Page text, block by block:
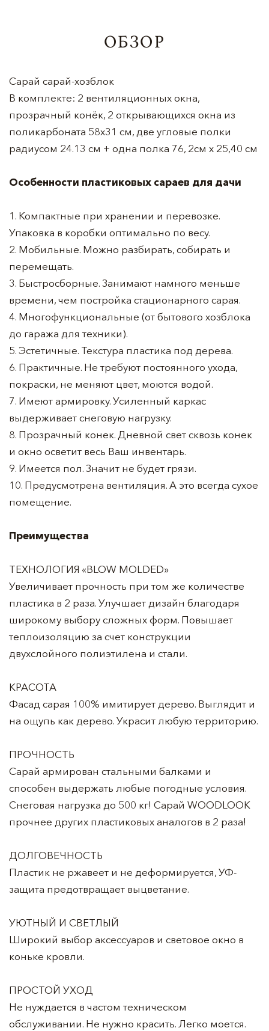
ОБЗОР
Сарай сарай-хозблок
В комплекте: 2 вентиляционных окна,
прозрачный конёк, 2 открывающихся окна из
поликарбоната 58х31 см, две угловые полки
радиусом 24.13 см + одна полка 76, 2см х 25,40 см
Особенности пластиковых сараев для дачи
1. Компактные при хранении и перевозке.
Упаковка в коробки оптимально по весу.
2. Мобильные. Можно разбирать, собирать и
перемещать.
3. Быстросборные. Занимают намного меньше
времени, чем постройка стационарного сарая.
4. Многофункциональные (от бытового хозблока
до гаража для техники).
5. Эстетичные. Текстура пластика под дерева.
6. Практичные. Не требуют постоянного ухода,
покраски, не меняют цвет, моются водой.
7. Имеют армировку. Усиленный каркас
выдерживает снеговую нагрузку.
8. Прозрачный конек. Дневной свет сквозь конек
и окно осветит весь Ваш инвентарь.
9. Имеется пол. Значит не будет грязи.
10. Предусмотрена вентиляция. А это всегда сухое
помещение.
Преимущества
ТЕХНОЛОГИЯ «BLOW MOLDED»
Увеличивает прочность при том же количестве
пластика в 2 раза. Улучшает дизайн благодаря
широкому выбору сложных форм. Повышает
теплоизоляцию за счет конструкции
двухслойного полиэтилена и стали.
КРАСОТА
Фасад сарая 100% имитирует дерево. Выглядит и
на ощупь как дерево. Украсит любую территорию.
ПРОЧНОСТЬ
Сарай армирован стальными балками и
способен выдержать любые погодные условия.
Снеговая нагрузка до 500 кг! Сарай WOODLOOK
прочнее других пластиковых аналогов в 2 раза!
ДОЛГОВЕЧНОСТЬ
Пластик не ржавеет и не деформируется, УФ-
защита предотвращает выцветание.
УЮТНЫЙ И СВЕТЛЫЙ
Широкий выбор аксессуаров и световое окно в
коньке кровли.
ПРОСТОЙ УХОД
Не нуждается в частом техническом
обслуживании. Не нужно красить. Легко моется.